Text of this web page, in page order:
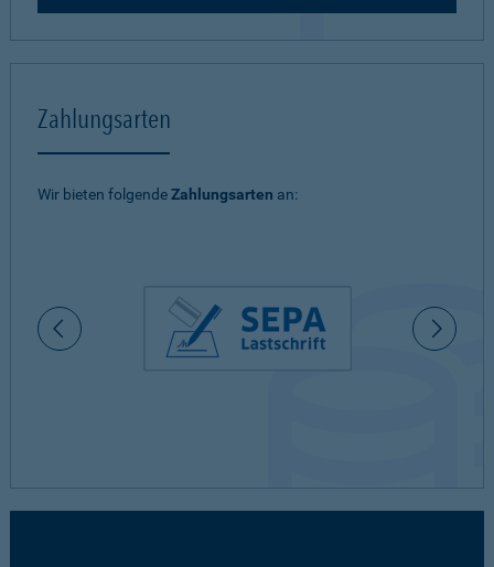
Zahlungsarten
Wir bieten folgendeZahlungsarten an: